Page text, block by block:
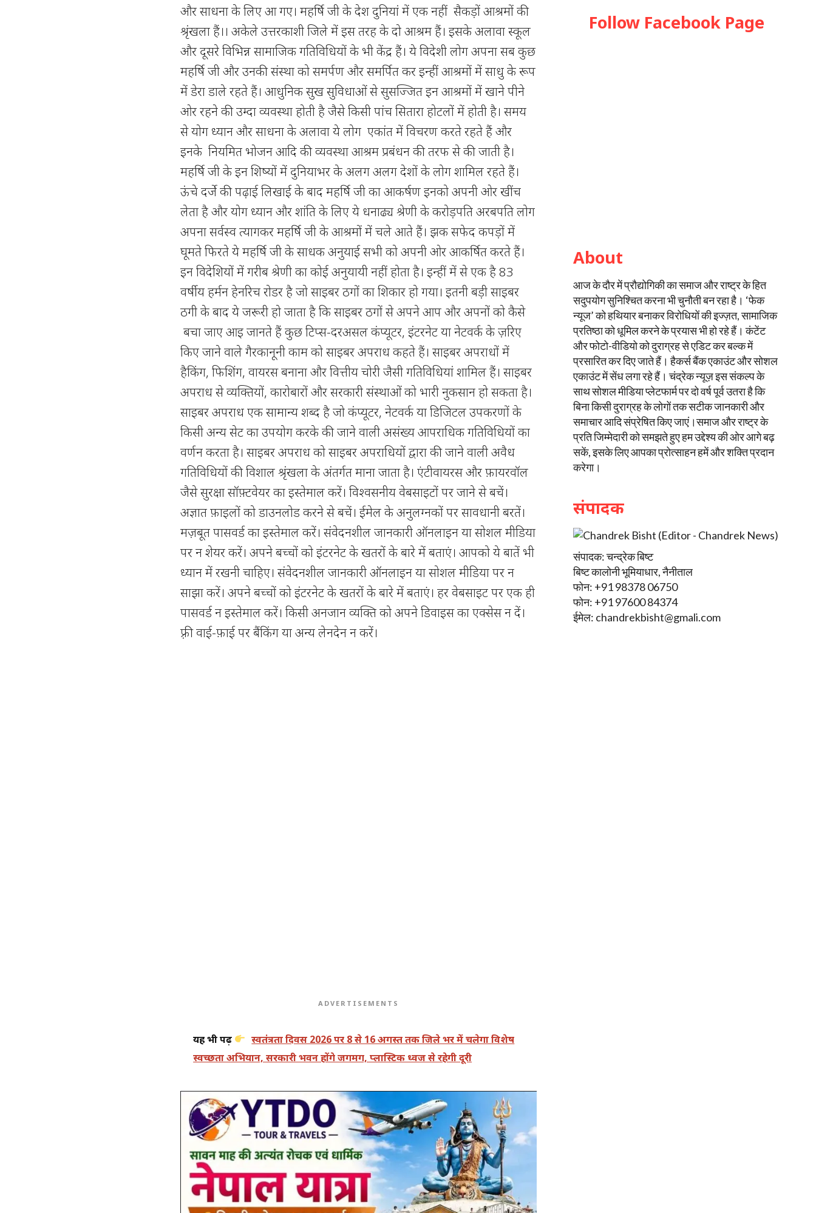
और साधना के लिए आ गए। महर्षि जी के देश दुनियां में एक नहीं सैकड़ों आश्रमों की
श्रृंखला हैं।। अकेले उत्तरकाशी जिले में इस तरह के दो आश्रम हैं। इसके अलावा स्कूल
और दूसरे विभिन्न सामाजिक गतिविधियों के भी केंद्र हैं। ये विदेशी लोग अपना सब कुछ
महर्षि जी और उनकी संस्था को समर्पण और समर्पित कर इन्हीं आश्रमों में साधु के रूप
में डेरा डाले रहते हैं। आधुनिक सुख सुविधाओं से सुसज्जित इन आश्रमों में खाने पीने
ओर रहने की उम्दा व्यवस्था होती है जैसे किसी पांच सितारा होटलों में होती है। समय
से योग ध्यान और साधना के अलावा ये लोग एकांत में विचरण करते रहते हैं और
इनके नियमित भोजन आदि की व्यवस्था आश्रम प्रबंधन की तरफ से की जाती है।
महर्षि जी के इन शिष्यों में दुनियाभर के अलग अलग देशों के लोग शामिल रहते हैं।
ऊंचे दर्जे की पढ़ाई लिखाई के बाद महर्षि जी का आकर्षण इनको अपनी ओर खींच
लेता है और योग ध्यान और शांति के लिए ये धनाढ्य श्रेणी के करोड़पति अरबपति लोग
अपना सर्वस्व त्यागकर महर्षि जी के आश्रमों में चले आते हैं। झक सफेद कपड़ों में
घूमते फिरते ये महर्षि जी के साधक अनुयाई सभी को अपनी ओर आकर्षित करते हैं।
इन विदेशियों में गरीब श्रेणी का कोई अनुयायी नहीं होता है। इन्हीं में से एक है 83
वर्षीय हर्मन हेनरिच राेडर है जो साइबर ठगों का शिकार हो गया। इतनी बड़ी साइबर
ठगी के बाद ये जरूरी हो जाता है कि साइबर ठगों से अपने आप और अपनों को कैसे
बचा जाए आइ जानते हैं कुछ टिप्स-दरअसल कंप्यूटर, इंटरनेट या नेटवर्क के ज़रिए
किए जाने वाले गैरकानूनी काम को साइबर अपराध कहते हैं। साइबर अपराधों में
हैकिंग, फिशिंग, वायरस बनाना और वित्तीय चोरी जैसी गतिविधियां शामिल हैं। साइबर
अपराध से व्यक्तियों, कारोबारों और सरकारी संस्थाओं को भारी नुकसान हो सकता है।
साइबर अपराध एक सामान्य शब्द है जो कंप्यूटर, नेटवर्क या डिजिटल उपकरणों के
किसी अन्य सेट का उपयोग करके की जाने वाली असंख्य आपराधिक गतिविधियों का
वर्णन करता है। साइबर अपराध को साइबर अपराधियों द्वारा की जाने वाली अवैध
गतिविधियों की विशाल श्रृंखला के अंतर्गत माना जाता है। एंटीवायरस और फ़ायरवॉल
जैसे सुरक्षा सॉफ़्टवेयर का इस्तेमाल करें। विश्वसनीय वेबसाइटों पर जाने से बचें।
अज्ञात फ़ाइलों को डाउनलोड करने से बचें। ईमेल के अनुलग्नकों पर सावधानी बरतें।
मज़बूत पासवर्ड का इस्तेमाल करें। संवेदनशील जानकारी ऑनलाइन या सोशल मीडिया
पर न शेयर करें। अपने बच्चों को इंटरनेट के खतरों के बारे में बताएं। आपको ये बातें भी
ध्यान में रखनी चाहिए। संवेदनशील जानकारी ऑनलाइन या सोशल मीडिया पर न
साझा करें। अपने बच्चों को इंटरनेट के खतरों के बारे में बताएं। हर वेबसाइट पर एक ही
पासवर्ड न इस्तेमाल करें। किसी अनजान व्यक्ति को अपने डिवाइस का एक्सेस न दें।
फ़्री वाई-फ़ाई पर बैंकिंग या अन्य लेनदेन न करें।
ADVERTISEMENTS
यह भी पढ़ें
स्वतंत्रता दिवस 2026 पर 8 से 16 अगस्त तक जिले भर में चलेगा विशेष
स्वच्छता अभियान, सरकारी भवन होंगे जगमग, प्लास्टिक ध्वज से रहेगी दूरी
Follow Facebook Page
About
आज के दौर में प्रौद्योगिकी का समाज और राष्ट्र के हित
सदुपयोग सुनिश्चित करना भी चुनौती बन रहा है। ‘फेक
न्यूज’ को हथियार बनाकर विरोधियों की इज्ज़त, सामाजिक
प्रतिष्ठा को धूमिल करने के प्रयास भी हो रहे हैं। कंटेंट
और फोटो-वीडियो को दुराग्रह से एडिट कर बल्क में
प्रसारित कर दिए जाते हैं। हैकर्स बैंक एकाउंट और सोशल
एकाउंट में सेंध लगा रहे हैं। चंद्रेक न्यूज़ इस संकल्प के
साथ सोशल मीडिया प्लेटफार्म पर दो वर्ष पूर्व उतरा है कि
बिना किसी दुराग्रह के लोगों तक सटीक जानकारी और
समाचार आदि संप्रेषित किए जाएं।समाज और राष्ट्र के
प्रति जिम्मेदारी को समझते हुए हम उद्देश्य की ओर आगे बढ़
सकें, इसके लिए आपका प्रोत्साहन हमें और शक्ति प्रदान
करेगा।
संपादक
संपादक: चन्द्रेक बिष्ट
बिष्ट कालोनी भूमियाधार, नैनीताल
फोन: +91 98378 06750
फोन: +91 97600 84374
ईमेल: chandrekbisht@gmali.com